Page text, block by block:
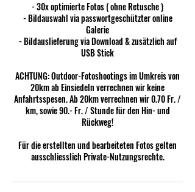
- 30x optimierte Fotos ( ohne Retusche )
- Bildauswahl via passwortgeschützter online
Galerie
- Bildauslieferung via Download & zusätzlich auf
USB Stick
ACHTUNG: Outdoor-Fotoshootings im Umkreis von
20km ab Einsiedeln verrechnen wir keine
Anfahrtsspesen. Ab 20km verrechnen wir 0.70 Fr. /
km, sowie 90.- Fr. / Stunde für den Hin- und
Rückweg!
Für die erstellten und bearbeiteten Fotos gelten
ausschliesslich Private-Nutzungsrechte.